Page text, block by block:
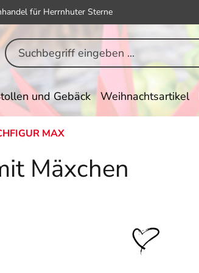
für Herrnhuter Sterne
und Gebäck Weihnachtsartikel
MAX
Mäxchen